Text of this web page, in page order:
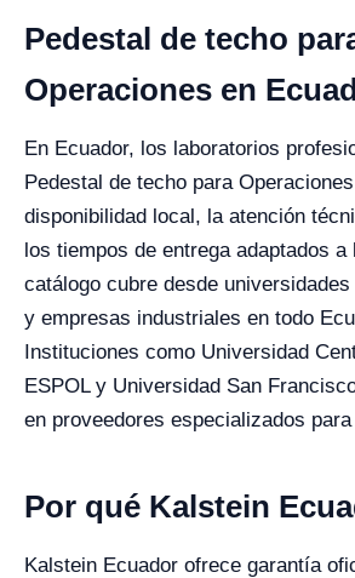
Pedestal de techo
Operaciones en
En Ecuador, los laboratorios
Pedestal de techo para
disponibilidad local, la atención
los tiempos de entrega adaptados
catálogo cubre desde
y empresas industriales en todo
Instituciones como Universidad
ESPOL y Universidad San
en proveedores especializados
Por qué Kalstein
Kalstein Ecuador ofrece garantía